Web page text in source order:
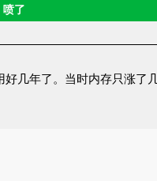
了
几年了。当时内存只涨了